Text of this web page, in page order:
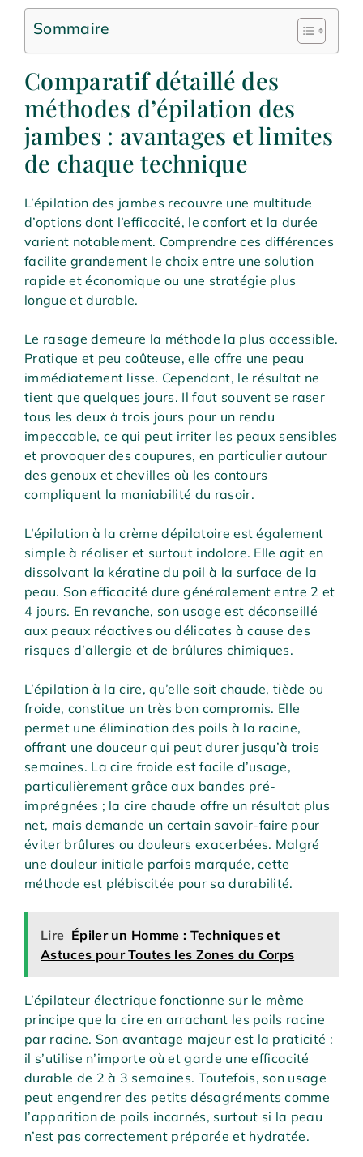
Sommaire
Comparatif détaillé des
méthodes d’épilation des
jambes : avantages et limites
de chaque technique
L’épilation des jambes recouvre une multitude
d’options dont l’efficacité, le confort et la durée
varient notablement. Comprendre ces différences
facilite grandement le choix entre une solution
rapide et économique ou une stratégie plus
longue et durable.
Le rasage demeure la méthode la plus accessible.
Pratique et peu coûteuse, elle offre une peau
immédiatement lisse. Cependant, le résultat ne
tient que quelques jours. Il faut souvent se raser
tous les deux à trois jours pour un rendu
impeccable, ce qui peut irriter les peaux sensibles
et provoquer des coupures, en particulier autour
des genoux et chevilles où les contours
compliquent la maniabilité du rasoir.
L’épilation à la crème dépilatoire est également
simple à réaliser et surtout indolore. Elle agit en
dissolvant la kératine du poil à la surface de la
peau. Son efficacité dure généralement entre 2 et
4 jours. En revanche, son usage est déconseillé
aux peaux réactives ou délicates à cause des
risques d’allergie et de brûlures chimiques.
L’épilation à la cire, qu’elle soit chaude, tiède ou
froide, constitue un très bon compromis. Elle
permet une élimination des poils à la racine,
offrant une douceur qui peut durer jusqu’à trois
semaines. La cire froide est facile d’usage,
particulièrement grâce aux bandes pré-
imprégnées ; la cire chaude offre un résultat plus
net, mais demande un certain savoir-faire pour
éviter brûlures ou douleurs exacerbées. Malgré
une douleur initiale parfois marquée, cette
méthode est plébiscitée pour sa durabilité.
Lire Épiler un Homme : Techniques et
Astuces pour Toutes les Zones du Corps
L’épilateur électrique fonctionne sur le même
principe que la cire en arrachant les poils racine
par racine. Son avantage majeur est la praticité :
il s’utilise n’importe où et garde une efficacité
durable de 2 à 3 semaines. Toutefois, son usage
peut engendrer des petits désagréments comme
l’apparition de poils incarnés, surtout si la peau
n’est pas correctement préparée et hydratée.